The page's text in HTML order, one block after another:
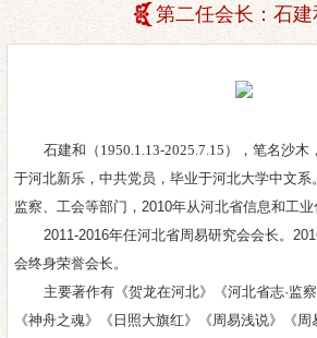
第二任会长：石建
石建和 （1950.1.13-2025.7.15）
，笔名沙
于河北新乐，中共党员，毕业于河北大学中文
监察、工会等部门，2010年从河北省信息和工业
2011-2016年任河北省周易研究会会长。
会终身荣誉会长。
主要著作有《贺龙在河北》《河北省志·监
《神舟之魂》《日照大旗红》《周易浅说》《